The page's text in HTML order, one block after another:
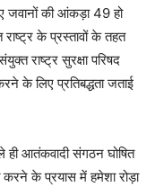
जवानों की आंकड़ा 49 हो
के प्रस्तावों के तहत
राष्ट्र सुरक्षा परिषद
के लिए प्रतिबद्धता जताई
ही आतंकवादी संगठन घोषित
के प्रयास में हमेशा रोड़ा